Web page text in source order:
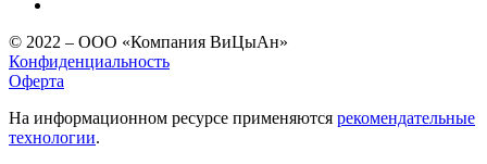
© 2022 – ООО «Компания ВиЦыАн»
Конфиденциальность
Оферта
На информационном ресурсе применяются рекомендательные
технологии.